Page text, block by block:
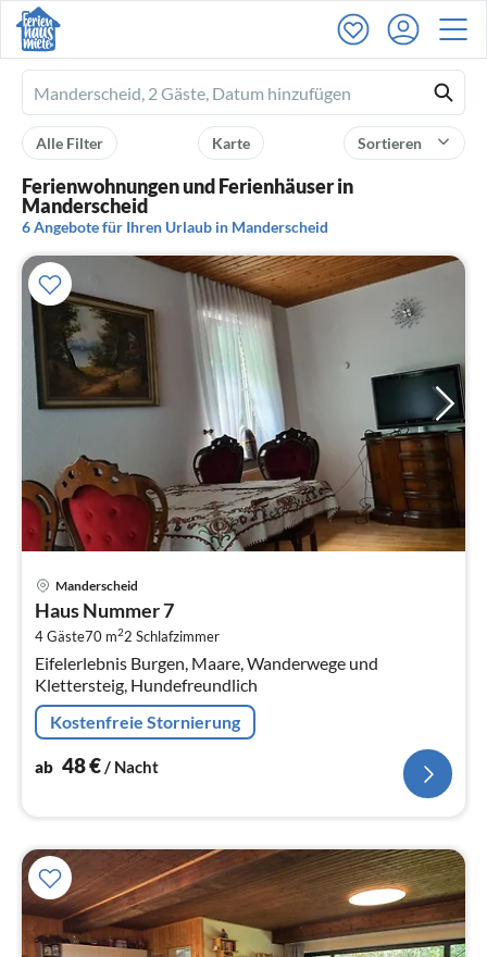
Ferienhausmiete
logo
Sortieren
Karte
Alle Filter
Ferienwohnungen und Ferienhäuser in
Manderscheid
6 Angebote für Ihren Urlaub in Manderscheid
Manderscheid
Haus Nummer 7
4 Gäste70 m22 Schlafzimmer
Eifelerlebnis Burgen, Maare, Wanderwege und
Klettersteig, Hundefreundlich
Kostenfreie Stornierung
ab 48€/ Nacht